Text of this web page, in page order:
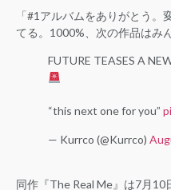
「#1アルバムをありがとう
てる。1000%、次の作品はみ
FUTURE TEASES A
“this next one for you”
— Kurrco (@Kurrco)
同作『The Real Me』は7月